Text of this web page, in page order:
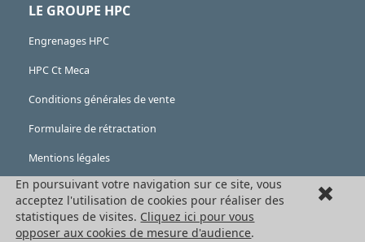
LE GROUPE HPC
Engrenages HPC
HPC Ct Meca
Conditions générales de vente
Formulaire de rétractation
Mentions légales
Cookies
LES PRODUITS
En poursuivant votre navigation sur ce site, vous
acceptez l'utilisation de cookies pour réaliser des
statistiques de visites. Cliquez ici pour vous
opposer aux cookies de mesure d'audience.